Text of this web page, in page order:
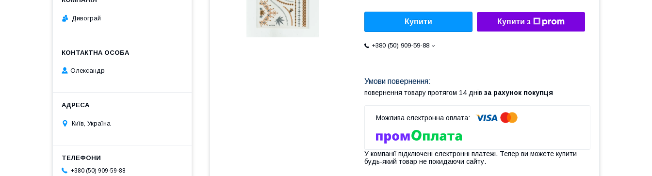
Купити Купити з
+380 (50) 909-59-88
повернення товару протягом 14 днів за рахунок покупця
У компанії підключені електронні платежі. Тепер ви можете купити
будь-який товар не покидаючи сайту.
Дивограй
Олександр
Київ, Україна
+380 (50) 909-59-88